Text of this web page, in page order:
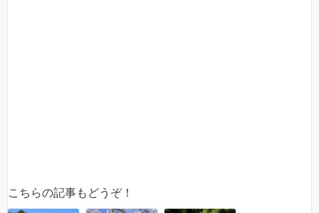
こちらの記事もどうぞ！